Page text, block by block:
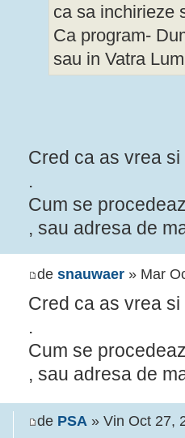
ca sa inchirieze
Ca program-
sau in Vatra
Cred ca as vrea
.
Cum se
, sau adresa de
de snauwaer » Mar
Cred ca as vrea
.
Cum se
, sau adresa de
de PSA » Vin Oct 27,